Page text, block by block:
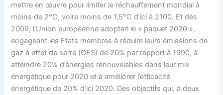
mettre en œuvre pour limiter le réchauffement mondial à
moins de 2°C, voire moins de 1,5°C d’ici à 2100. Et dès
2009, l’Union européenne adoptait le « paquet 2020 »,
engageant les Etats membres à réduire leurs émissions de
gaz à effet de serre (GES) de 20% par rapport à 1990, à
atteindre 20% d’énergies renouvelables dans leur mix
énergétique pour 2020 et à améliorer l’efficacité
énergétique de 20% d’ici 2020. Des objectifs qui, à deux